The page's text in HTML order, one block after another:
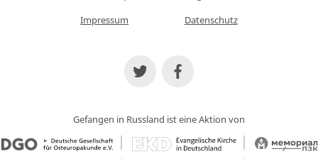
Impressum
Datenschutz
Gefangen in Russland ist eine Aktion von